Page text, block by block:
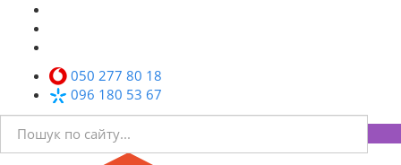
050 277 80 18
096 180 53 67